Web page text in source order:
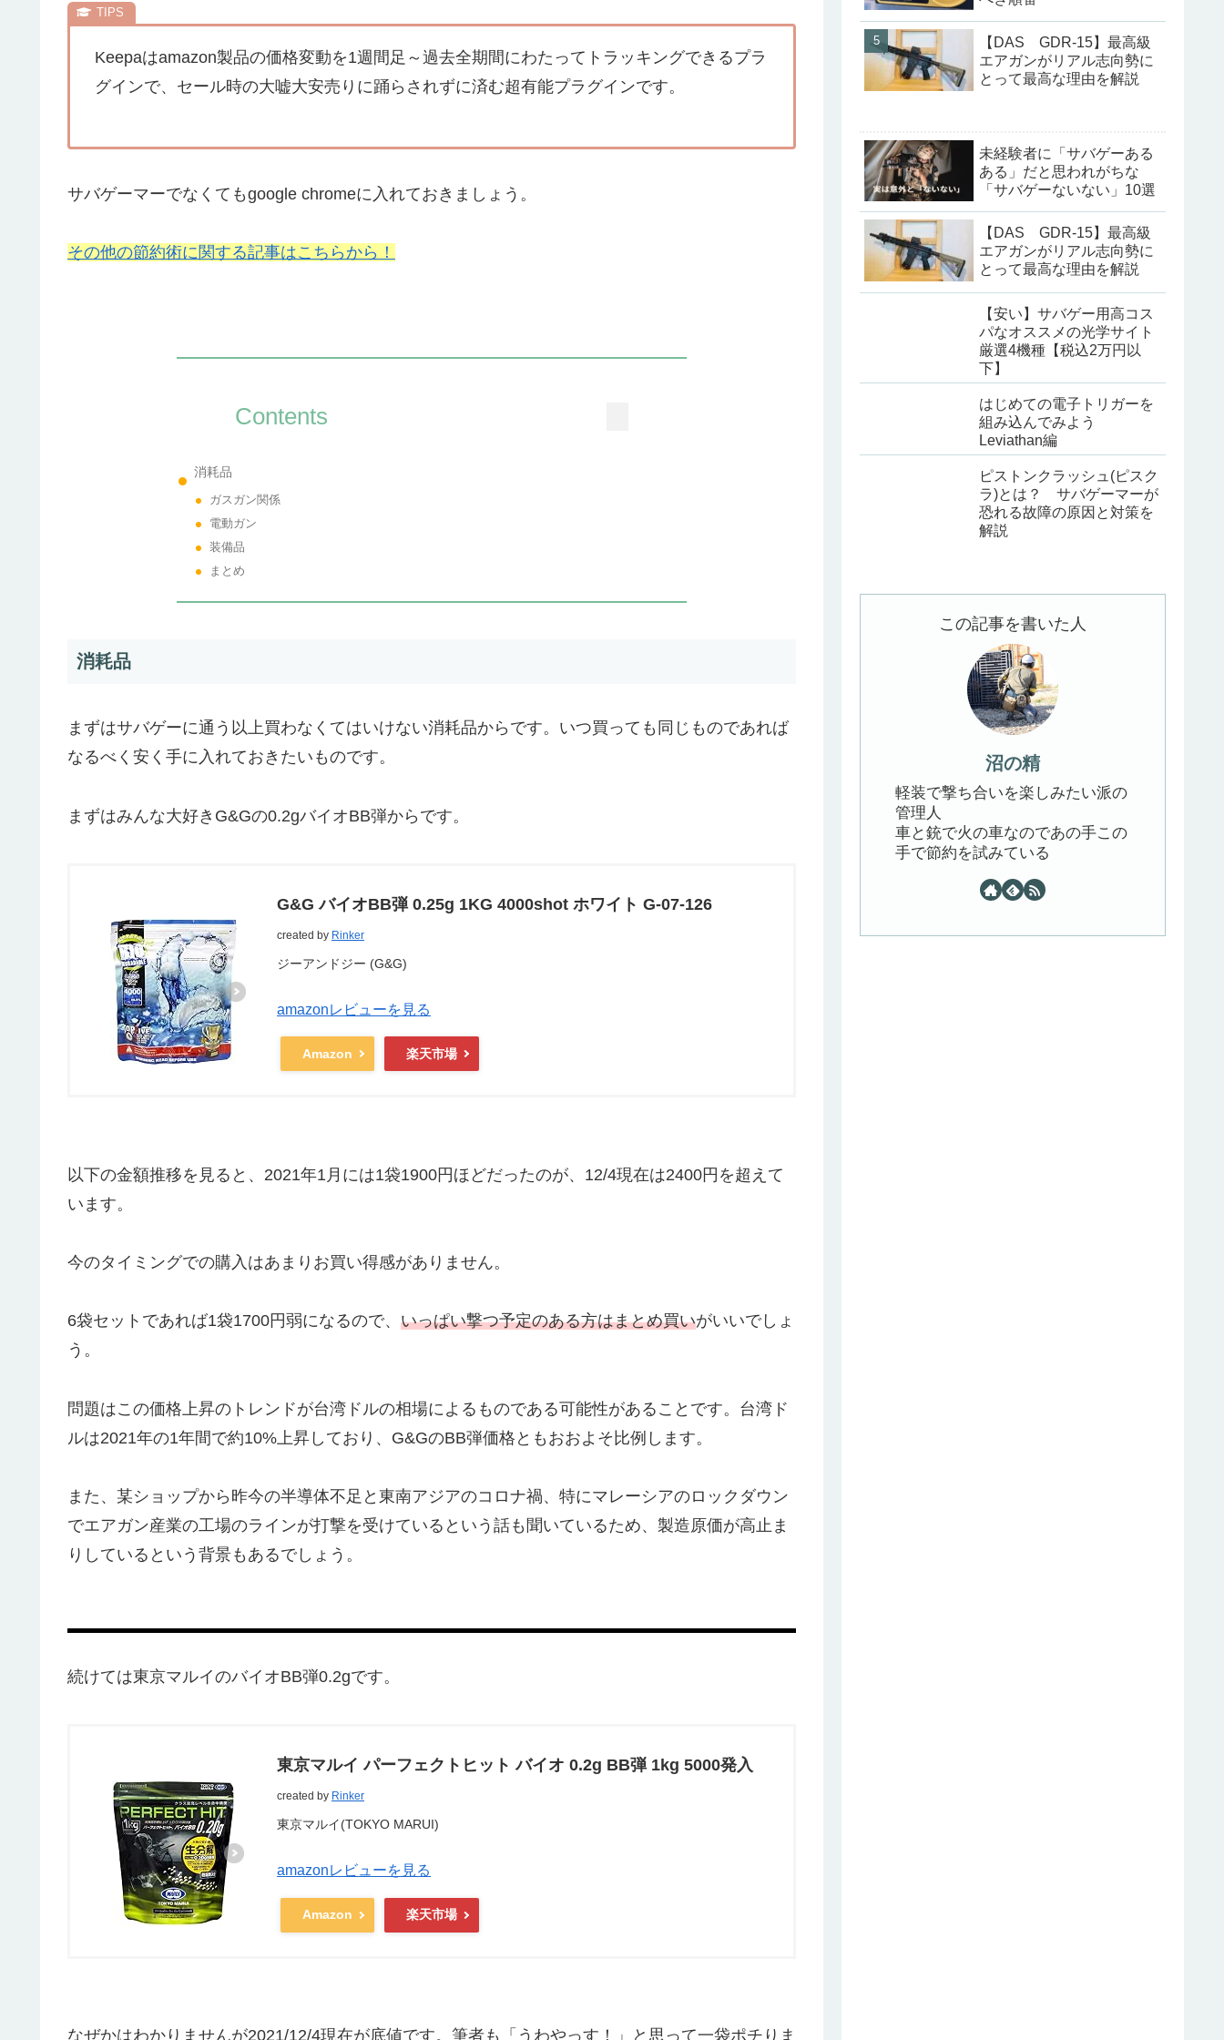
Keepaはamazon製品の価格変動を1週間足～過去全期間にわたってトラッキングできるプラ
グインで、セール時の大嘘大安売りに踊らされずに済む超有能プラグインです。
サバゲーマーでなくてもgoogle chromeに入れておきましょう。
その他の節約術に関する記事はこちらから！
Contents
消耗品
ガスガン関係
電動ガン
装備品
まとめ
消耗品
まずはサバゲーに通う以上買わなくてはいけない消耗品からです。いつ買っても同じものであれば
なるべく安く手に入れておきたいものです。
まずはみんな大好き G&Gの0.2gバイオBB弾からです。
G&G バイオBB弾 0.25g 1KG 4000shot ホワイト G-07-126
created by Rinker
ジーアンドジー (G&G)
amazonレビューを見る
Amazon 楽天市場
以下の金額推移を見ると、2021年1月には1袋1900円ほどだったのが、12/4現在は2400円を超えて
います。
今のタイミングでの購入はあまりお買い得感がありません。
6袋セットであれば1袋1700円弱になるので、 いっぱい撃つ予定のある方はまとめ買いがいいでしょ
う。
問題はこの価格上昇のトレンドが台湾ドルの相場によるものである可能性があることです。台湾ド
ルは2021年の1年間で約10%上昇しており、G&GのBB弾価格ともおおよそ比例します。
また、某ショップから昨今の半導体不足と東南アジアのコロナ禍、特にマレーシアのロックダウン
でエアガン産業の工場のラインが打撃を受けているという話も聞いているため、製造原価が高止ま
りしているという背景もあるでしょう。
続けては東京マルイのバイオBB弾0.2gです。
東京マルイ パーフェクトヒット バイオ 0.2g BB弾 1kg 5000発入
created by Rinker
東京マルイ(TOKYO MARUI)
amazonレビューを見る
Amazon 楽天市場
なぜかはわかりませんが2021/12/4現在が底値です。筆者も「うわやっす！」と思って一袋ポチりま
【DAS GDR-15】最高級
エアガンがリアル志向勢に
とって最高な理由を解説
未経験者に「サバゲーある
ある」だと思われがちな
「サバゲーないない」10選
【DAS GDR-15】最高級
エアガンがリアル志向勢に
とって最高な理由を解説
【安い】サバゲー用高コス
パなオススメの光学サイト
厳選4機種【税込2万円以
下】
はじめての電子トリガーを
組み込んでみよう
Leviathan編
ピストンクラッシュ(ピスク
ラ)とは？ サバゲーマーが
恐れる故障の原因と対策を
解説
この記事を書いた人
沼の精
軽装で撃ち合いを楽しみたい派の
管理人
車と銃で火の車なのであの手この
手で節約を試みている